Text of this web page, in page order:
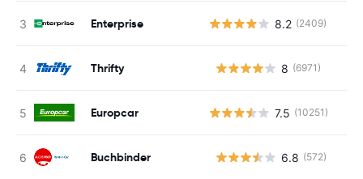
Enterprise 8.2 (2409)
Thrifty 8 (6971)
Europcar 7.5 (10251)
Buchbinder 6.8 (572)